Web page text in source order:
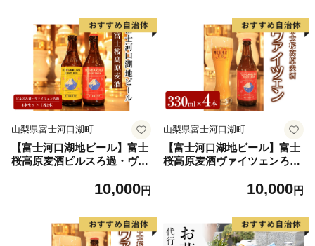
山梨県富士河口湖町
【富士河口湖地ビール】富士
桜高原麦酒ピルスろ過・ヴァ
10,000円
山梨県富士河口湖町
【富士河口湖地ビール】富士
桜高原麦酒ヴァイツェンろ過
10,000円